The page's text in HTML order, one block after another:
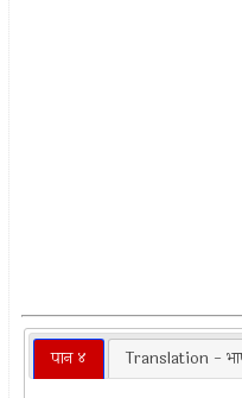
पान ४ Translation -